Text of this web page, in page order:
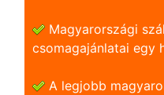
Magyarországi
csomagajánlatai egy
A legjobb